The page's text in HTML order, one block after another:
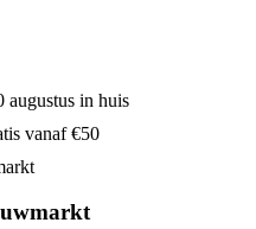
augustus in huis
vanaf €50